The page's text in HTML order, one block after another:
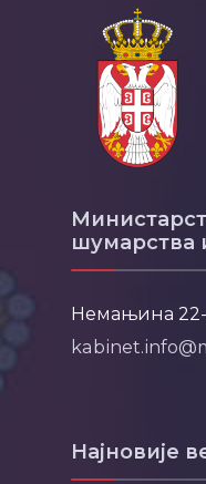
шумарства
Немањина 22-
Најновије